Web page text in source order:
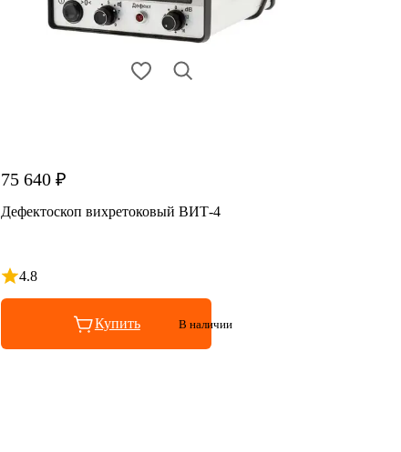
75 640 ₽
Дефектоскоп вихретоковый ВИТ-4
4.8
Рейтинг 4.8 из 5
Купить В наличии